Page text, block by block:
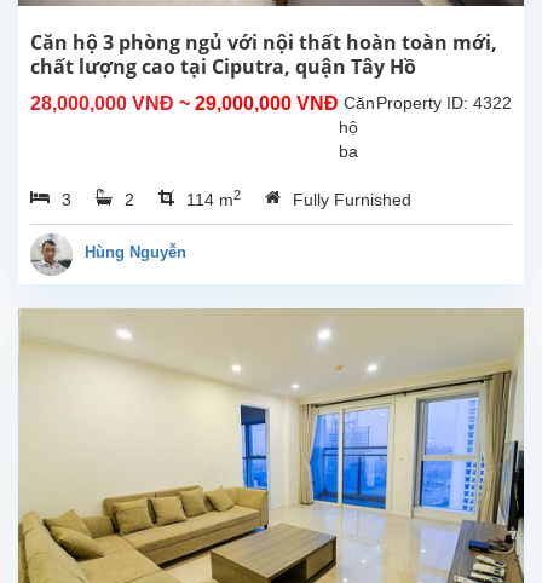
sắp
xếp
mang
đến
cho...
Căn hộ 3 phòng ngủ với nội thất hoàn toàn mới,
chất lượng cao tại Ciputra, quận Tây Hồ
28,000,000 VNĐ ~ 29,000,000 VNĐ Property ID: 4322
Căn
hộ
ba
ngủ
có
với
chất
lượng
cao.
Tất
cả
đều
được
3 2 114 m2 Fully Furnished
Hùng Nguyễn